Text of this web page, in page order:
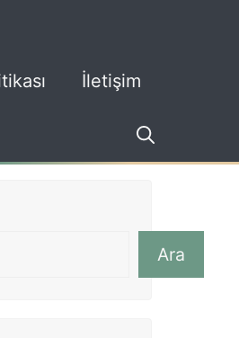
İletişim
Ara